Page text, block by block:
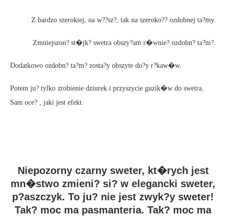
Z bardzo szerokiej, na w??sz?, tak na szeroko?? ozdobnej ta?my.
Zmniejszon? st�jk? swetra obszy?am r�wnie? ozdobn? ta?m?.
Dodatkowo ozdobn? ta?m? zosta?y obszyte do?y r?kaw�w.
Potem ju? tylko zrobienie dziurek i przyszycie guzik�w do swetra.
Sam oce? , jaki jest efekt.
Niepozorny czarny sweter, kt�rych jest
mn�stwo zmieni? si? w elegancki sweter,
p?aszczyk. To ju? nie jest zwyk?y sweter!
Tak? moc ma pasmanteria. Tak? moc ma